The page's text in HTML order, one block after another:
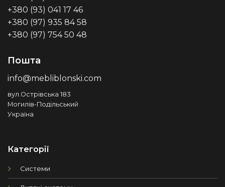
+380 (93) 041 17 46
+380 (97) 935 84 58
+380 (97) 754 50 48
Пошта
info@mebliblonski.com
вул.Острівська 183
Могилів-Подільський
Україна
Категорії
Системи